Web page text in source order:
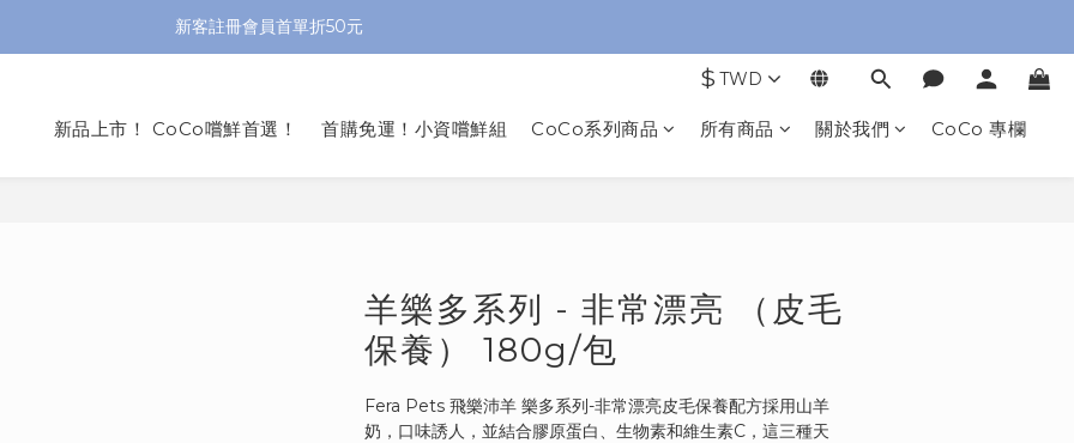
新客註冊會員首單折50元
$ TWD
新品上市！ CoCo嚐鮮首選！ 首購免運！小資嚐鮮組 CoCo系列商品 所有商品 關於我們 CoCo 專欄
羊樂多系列 - 非常漂亮 （皮毛
保養） 180g/包
Fera Pets 飛樂沛羊 樂多系列-非常漂亮皮毛保養配方採用山羊
奶，口味誘人，並結合膠原蛋白、生物素和維生素C，這三種天